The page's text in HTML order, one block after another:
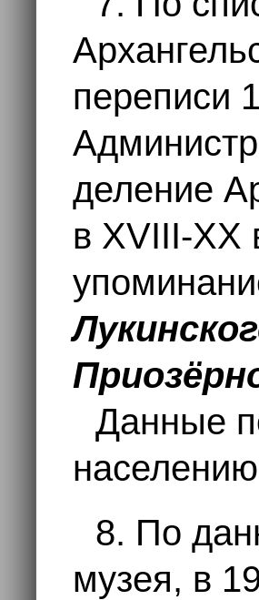
переписи
деление
в XVIII-XX
Данные
населению
8. По
музея, в